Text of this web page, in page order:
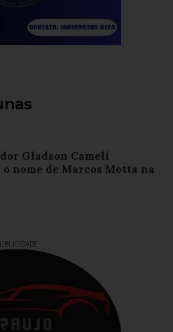
Gladson Cameli
nome de Marcos Motta na